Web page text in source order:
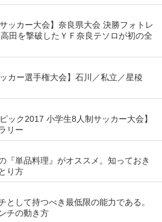
ッカー大会】奈良県大会 決勝フォトレ
田を撃破したＹＦ奈良テソロが初の全
ッカー選手権大会】石川／私立／星稜
ック2017 小学生8人制サッカー大会】
リー
『単品料理』がオススメ。知っておき
り方
として持つべき最低限の能力である。
チの動き方